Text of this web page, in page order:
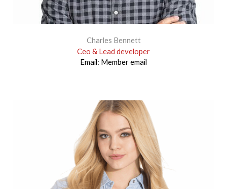
Charles Bennett
Ceo & Lead developer
Email: Member email